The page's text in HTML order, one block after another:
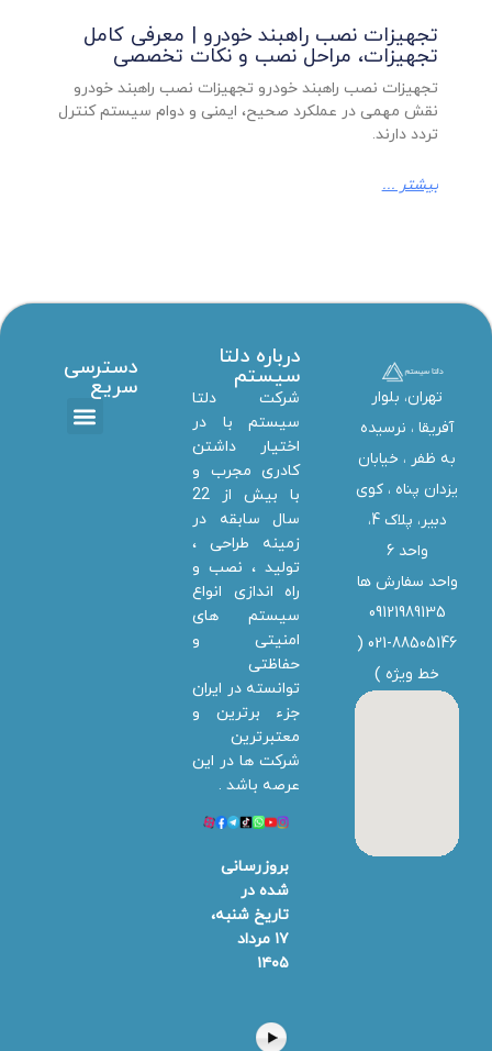
تجهیزات نصب راهبند خودرو | معرفی کامل
تجهیزات، مراحل نصب و نکات تخصصی
تجهیزات نصب راهبند خودرو تجهیزات نصب راهبند خودرو
نقش مهمی در عملکرد صحیح، ایمنی و دوام سیستم کنترل
تردد دارند.
بیشتر ...
تهران، بلوار
آفریقا ، نرسیده
به ظفر ،‌ خیابان
یزدان پناه ، کوی
دبیر، پلاک 4،
واحد 6
واحد سفارش ها
09121989135
021-88505146 (
خط ویژه )
درباره دلتا
سیستم
شرکت دلتا
سیستم با در
اختیار داشتن
کادری مجرب و
با بیش از 22
سال سابقه در
زمینه طراحی ،
تولید ، نصب و
راه اندازی انواع
سیستم های
امنیتی و
حفاظتی
توانسته در ایران
جزء برترین و
معتبرترین
شرکت ها در این
عرصه باشد .
بروزرسانی
شده در
تاریخ شنبه،
۱۷ مرداد
۱۴۰۵
دسترسی
سریع